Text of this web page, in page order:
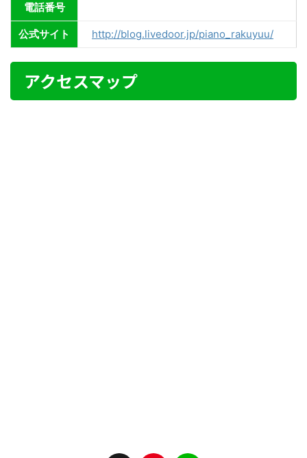
電話番号
公式サイト http://blog.livedoor.jp/piano_rakuyuu/
アクセスマップ